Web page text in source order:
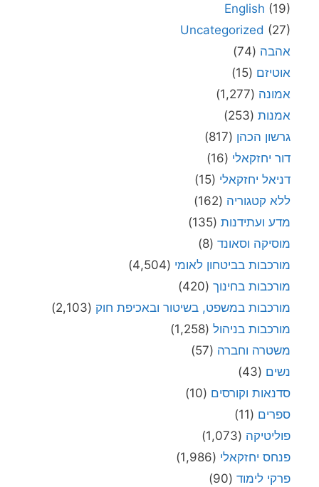
English (19)
Uncategorized (27)
אהבה (74)
אוטיזם (15)
אמונה (1,277)
אמנות (253)
גרשון הכהן (817)
דור יחזקאלי (16)
דניאל יחזקאלי (15)
ללא קטגוריה (162)
מדע ועתידנות (135)
מוסיקה וסאונד (8)
מורכבות בביטחון לאומי (4,504)
מורכבות בחינוך (420)
מורכבות במשפט, בשיטור ובאכיפת חוק (2,103)
מורכבות בניהול (1,258)
משטרה וחברה (57)
נשים (43)
סדנאות וקורסים (10)
ספרים (11)
פוליטיקה (1,073)
פנחס יחזקאלי (1,986)
פרקי לימוד (90)